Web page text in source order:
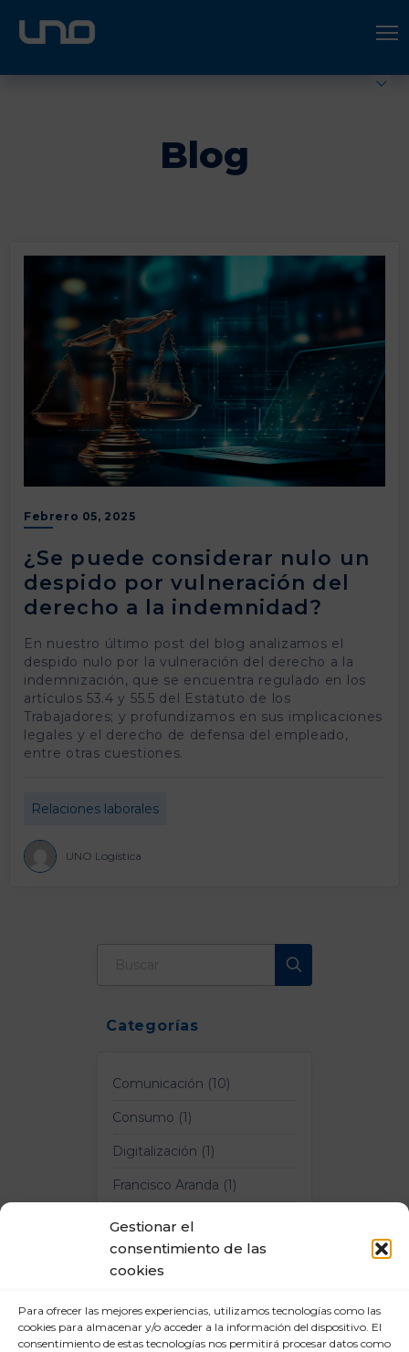
Gestionar el
consentimiento de las
cookies
Para ofrecer las mejores experiencias, utilizamos tecnologías como las
cookies para almacenar y/o acceder a la información del dispositivo. El
consentimiento de estas tecnologías nos permitirá procesar datos como
ÚNETE A UNO LOGÍSTICA
Blog
Febrero 05, 2025
¿Se puede considerar nulo un
despido por vulneración del
derecho a la indemnidad?
En nuestro último post del blog analizamos el
despido nulo por la vulneración del derecho a la
indemnización, que se encuentra regulado en los
artículos 53.4 y 55.5 del Estatuto de los
Trabajadores; y profundizamos en sus implicaciones
legales y el derecho de defensa del empleado,
entre otras cuestiones.
Relaciones laborales
UNO Logística
Categorías
Comunicación (10)
Consumo (1)
Digitalización (1)
Francisco Aranda (1)
Logística y Transporte (4)
Mercado Laboral (6)
Prevención Riesgos
Laborales (12)